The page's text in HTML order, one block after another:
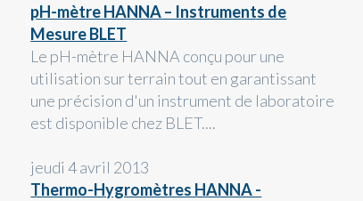
pH-mètre HANNA – Instruments de
Mesure BLET
Le pH-mètre HANNA conçu pour une
utilisation sur terrain tout en garantissant
une précision d'un instrument de laboratoire
est disponible chez BLET....
jeudi 4 avril 2013
Thermo-Hygromètres HANNA -